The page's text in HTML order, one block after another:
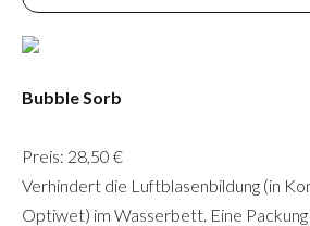
Bubble Sorb
Preis: 28,50 €
Verhindert die Luftblasenbildung (in
Optiwet) im Wasserbett. Eine